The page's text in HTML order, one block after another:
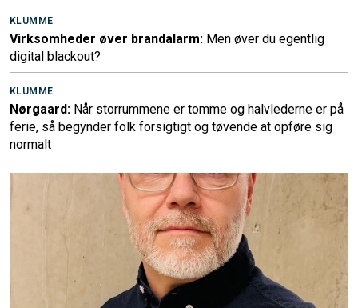
KLUMME
Virksomheder øver brandalarm: Men øver du egentlig
digital blackout?
KLUMME
Nørgaard: Når storrummene er tomme og halvlederne er på
ferie, så begynder folk forsigtigt og tøvende at opføre sig
normalt